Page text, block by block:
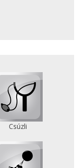
Csúzli